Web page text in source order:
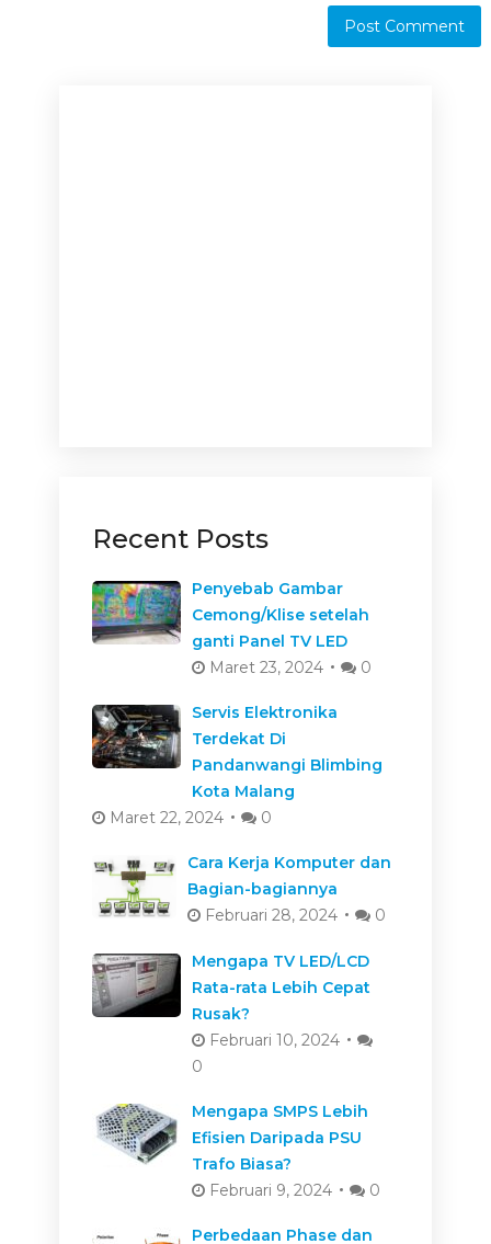
Recent Posts
Penyebab Gambar
Cemong/Klise setelah
ganti Panel TV LED
Maret 23, 2024
0
Servis Elektronika
Terdekat Di
Pandanwangi Blimbing
Kota Malang
Maret 22, 2024
0
Cara Kerja Komputer dan
Bagian-bagiannya
Februari 28, 2024
0
Mengapa TV LED/LCD
Rata-rata Lebih Cepat
Rusak?
Februari 10, 2024
0
Mengapa SMPS Lebih
Efisien Daripada PSU
Trafo Biasa?
Februari 9, 2024
0
Perbedaan Phase dan